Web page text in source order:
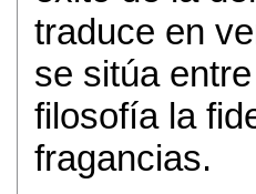
traduce en
se sitúa
filosofía la
fragancias.